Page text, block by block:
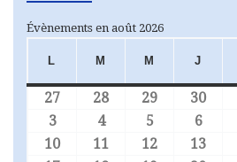
Évènements en août 2026
L LUNDIM MARDI
M MERCREDI
J
27 27 juillet 2026
28 28 juillet 2026
29 29 juillet
30 30
3 3 août 2026
44 août 2026
5 5 août 2026
6 6
10 10 août 2026
11 11 août 2026
12 12 août
13 13